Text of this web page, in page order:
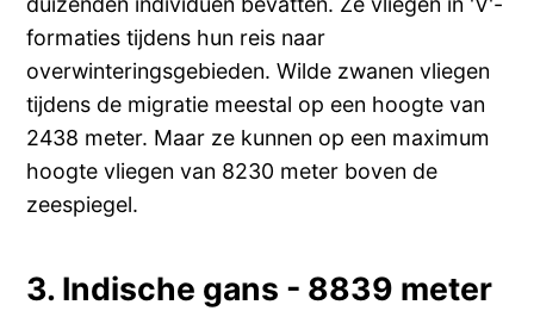
formaties tijdens hun reis naar
overwinteringsgebieden. Wilde zwanen vliegen
tijdens de migratie meestal op een hoogte van
2438 meter. Maar ze kunnen op een maximum
hoogte vliegen van 8230 meter boven de
zeespiegel.
3. Indische gans - 8839 meter